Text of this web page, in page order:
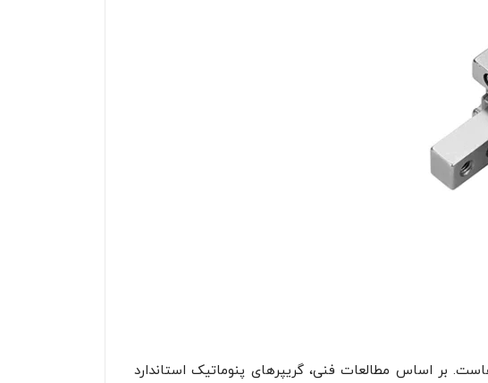
بر اساس مطالعات فنی، گریپرهای پنوماتیک استاندارد